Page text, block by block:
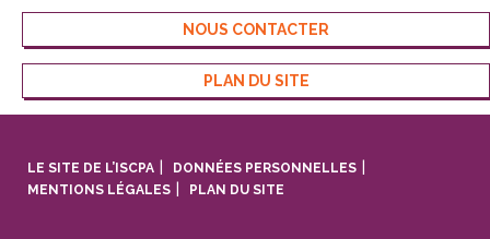
NOUS CONTACTER
PLAN DU SITE
LE SITE DE L’ISCPA
DONNÉES PERSONNELLES
MENTIONS LÉGALES
PLAN DU SITE